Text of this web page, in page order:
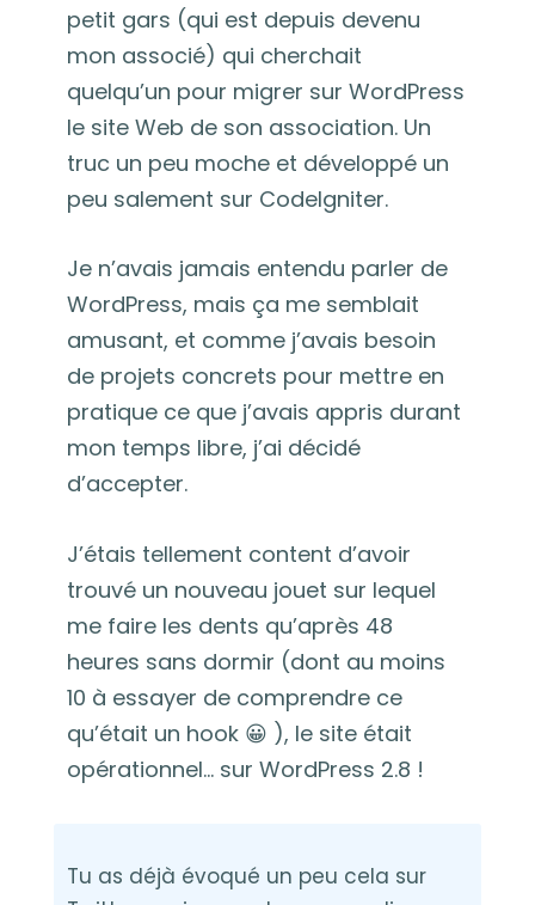
petit gars (qui est depuis devenu
mon associé) qui cherchait
quelqu’un pour migrer sur WordPress
le site Web de son association. Un
truc un peu moche et développé un
peu salement sur CodeIgniter.
Je n’avais jamais entendu parler de
WordPress, mais ça me semblait
amusant, et comme j’avais besoin
de projets concrets pour mettre en
pratique ce que j’avais appris durant
mon temps libre, j’ai décidé
d’accepter.
J’étais tellement content d’avoir
trouvé un nouveau jouet sur lequel
me faire les dents qu’après 48
heures sans dormir (dont au moins
10 à essayer de comprendre ce
qu’était un hook 😀 ), le site était
opérationnel… sur WordPress 2.8 !
Tu as déjà évoqué un peu cela sur